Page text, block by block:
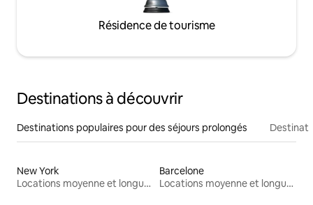
Résidence de tourisme
Destinations à découvrir
Destinations populaires pour des séjours prolongés
New York
Locations moyenne et longue durée
Barcelone
Locations moyenne et longue durée